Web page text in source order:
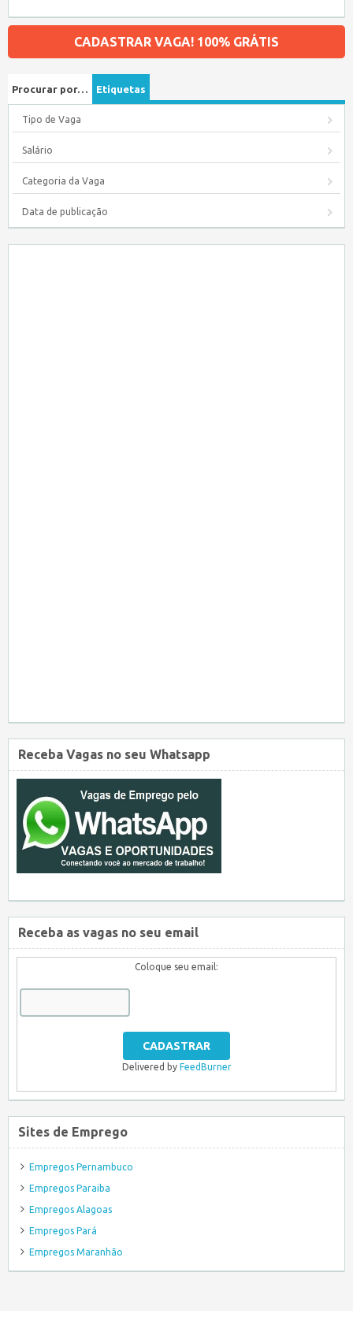
CADASTRAR VAGA! 100% GRÁTIS
Procurar por… Etiquetas
Tipo de Vaga
Salário
Categoria da Vaga
Data de publicação
Receba Vagas no seu Whatsapp
Receba as vagas no seu email
Coloque seu email:
Delivered by FeedBurner
Sites de Emprego
Empregos Pernambuco
Empregos Paraiba
Empregos Alagoas
Empregos Pará
Empregos Maranhão